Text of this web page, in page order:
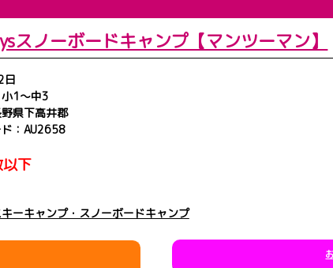
ノーボードキャンプ【マンツーマン】
日
1～中3
県下高井郡
：AU2658
下
ーキャンプ・スノーボードキャンプ